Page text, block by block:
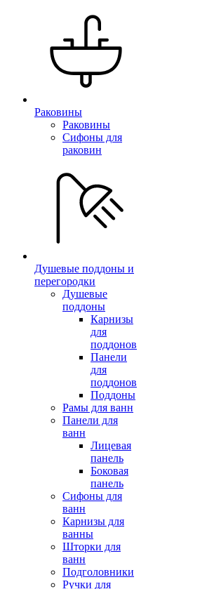
Раковины
Раковины
Сифоны для
раковин
Душевые поддоны и
перегородки
Душевые
поддоны
Карнизы
для
поддонов
Панели
для
поддонов
Поддоны
Рамы для ванн
Панели для
ванн
Лицевая
панель
Боковая
панель
Сифоны для
ванн
Карнизы для
ванны
Шторки для
ванн
Подголовники
Ручки для